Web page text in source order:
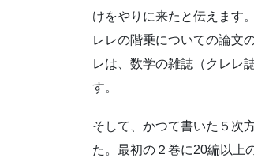
けをやりに来たと伝えます
レレの階乗についての論文
レは、数学の雑誌（クレレ
す。
そして、かつて書いた５次
た。最初の２巻に20編以上